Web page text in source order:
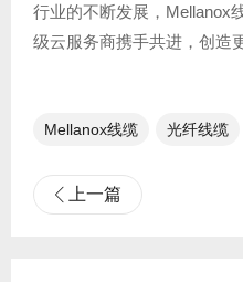
行业的不断发展，Mellanox
级云服务商携手共进，创造
Mellanox线缆 光纤线缆​
上一篇